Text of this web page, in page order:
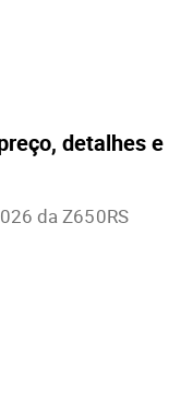
detalhes e
da Z650RS